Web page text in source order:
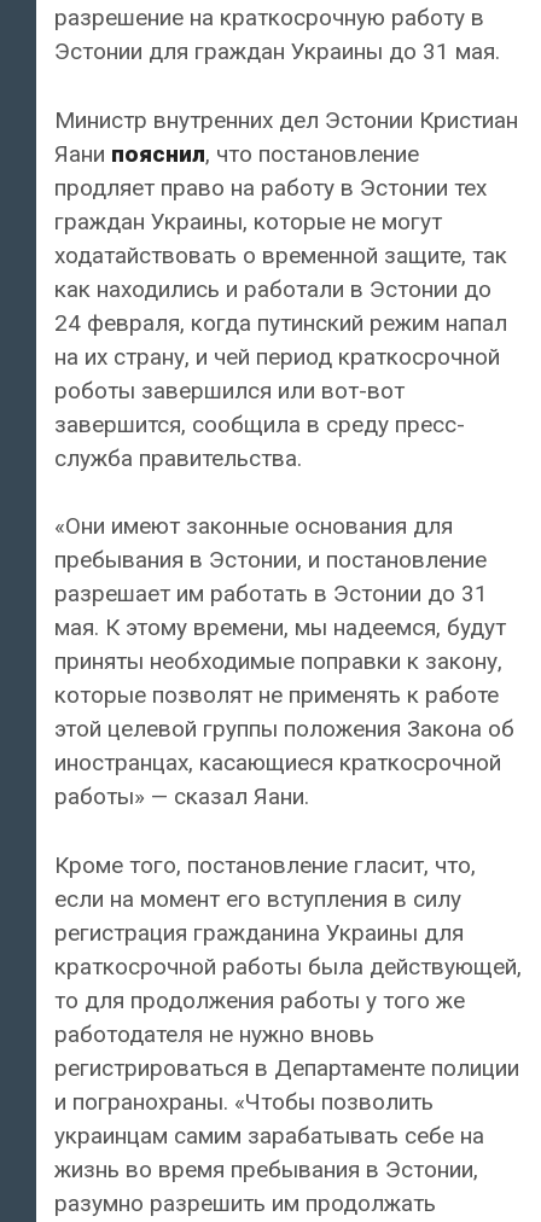
разрешение на краткосрочную работу в
Эстонии для граждан Украины до 31 мая.
Министр внутренних дел Эстонии Кристиан
Яани пояснил, что постановление
продляет право на работу в Эстонии тех
граждан Украины, которые не могут
ходатайствовать о временной защите, так
как находились и работали в Эстонии до
24 февраля, когда путинский режим напал
на их страну, и чей период краткосрочной
роботы завершился или вот-вот
завершится, сообщила в среду пресс-
служба правительства.
«Они имеют законные основания для
пребывания в Эстонии, и постановление
разрешает им работать в Эстонии до 31
мая. К этому времени, мы надеемся, будут
приняты необходимые поправки к закону,
которые позволят не применять к работе
этой целевой группы положения Закона об
иностранцах, касающиеся краткосрочной
работы» — сказал Яани.
Кроме того, постановление гласит, что,
если на момент его вступления в силу
регистрация гражданина Украины для
краткосрочной работы была действующей,
то для продолжения работы у того же
работодателя не нужно вновь
регистрироваться в Департаменте полиции
и погранохраны. «Чтобы позволить
украинцам самим зарабатывать себе на
жизнь во время пребывания в Эстонии,
разумно разрешить им продолжать